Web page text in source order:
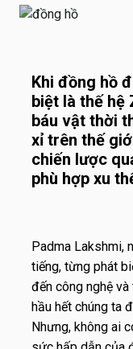
Khi đồng hồ
biệt là thế hệ
báu vật thời
xỉ trên thế
chiến lược
phù hợp xu
Padma Lakshmi,
tiếng, từng phát
đến công nghệ
hầu hết chúng ta
Nhưng, không ai